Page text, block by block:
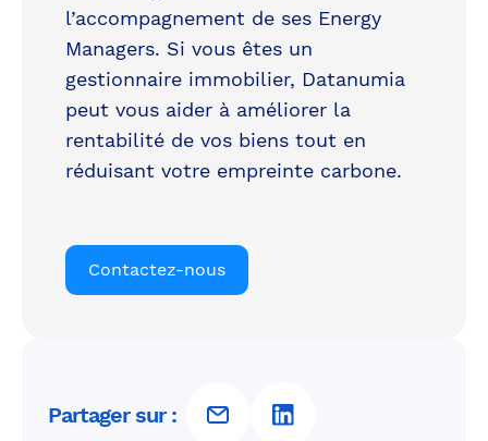
l’accompagnement de ses Energy
Managers. Si vous êtes un
gestionnaire immobilier, Datanumia
peut vous aider à améliorer la
rentabilité de vos biens tout en
réduisant votre empreinte carbone.
Contactez-nous
Partager sur :